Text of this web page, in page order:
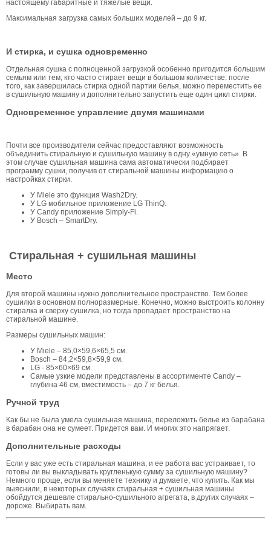
настоящему габаритные и тяжелые вещи.
Максимальная загрузка самых больших моделей – до 9 кг.
И стирка, и сушка одновременно
Отдельная сушка с полноценной загрузкой особенно пригодится большим
семьям или тем, кто часто стирает вещи в большом количестве: после
того, как завершилась стирка одной партии белья, можно переместить ее
в сушильную машину и дополнительно запустить еще один цикл стирки.
Одновременное управление двумя машинами
Почти все производители сейчас предоставляют возможность
объединить стиральную и сушильную машину в одну «умную сеть». В
этом случае сушильная машина сама автоматически подбирает
программу сушки, получив от стиральной машины информацию о
настройках стирки.
У Miele это функция Wash2Dry.
У LG мобильное приложение LG ThinQ.
У Candy приложение Simply-Fi.
У Bosch – SmartDry.
Cтиральная + сушильная машины
Место
Для второй машины нужно дополнительное пространство. Тем более
сушилки в основном полноразмерные. Конечно, можно выстроить колонну
стиралка и сверху сушилка, но тогда пропадает пространство на
стиральной машине.
Размеры сушильных машин:
У Miele – 85,0×59,6×65,5 см.
Bosch – 84,2×59,8×59,9 см.
LG - 85×60×69 см.
Самые узкие модели представлены в ассортименте Candy –
глубина 46 см, вместимость – до 7 кг белья.
Ручной труд
Как бы не была умела сушильная машина, переложить белье из барабана
в барабан она не сумеет. Придется вам. И многих это напрягает.
Дополнительные расходы
Если у вас уже есть стиральная машина, и ее работа вас устраивает, то
готовы ли вы выкладывать кругленькую сумму за сушильную машину?
Немного проще, если вы меняете технику и думаете, что купить. Как мы
выяснили, в некоторых случаях стиральная + сушильная машины
обойдутся дешевле стирально-сушильного агрегата, в других случаях –
дороже. Выбирать вам.